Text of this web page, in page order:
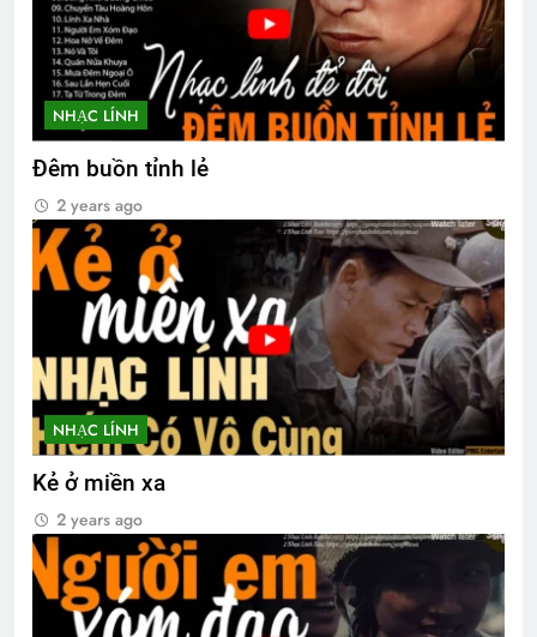
Lá Rụng Về Cội
2 Years Ago
NHẠC LÍNH
Đêm buồn tỉnh lẻ
2 years ago
NHẠC LÍNH
Kẻ ở miền xa
2 years ago